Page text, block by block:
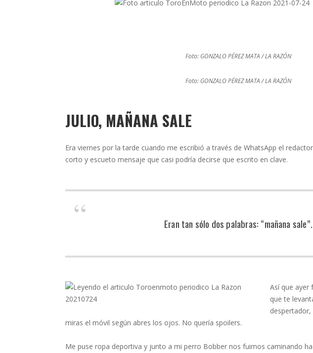
Foto: GONZALO PÉREZ MATA / LA RAZÓN
Foto: GONZALO PÉREZ MATA / LA RAZÓN
JULIO, MAÑANA SALE
Era viernes por la tarde cuando me escribió a través de WhatsApp el
corto y escueto mensaje que casi podría decirse que escrito en clave.
Eran tan sólo dos palabras: “mañana sale”.
Así que ayer
que te
miras el móvil según abres los ojos. No quería spoilers.
Me puse ropa deportiva y junto a mi perro Bobber nos fuimos caminando